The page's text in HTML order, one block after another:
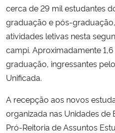
Ministério do Meio Ambiente
Ministério do Turismo
Ministério do Desenvolvimento Regional
Ministério da Mulher, da Família e dos
cerca de 29 mil estudantes
graduação e pós-
atividades letivas nesta
campi. Aproximadamente
graduação, ingressantes
Unificada.
A recepção aos novos
organizada nas Unidades de
Pró-Reitoria de Assuntos